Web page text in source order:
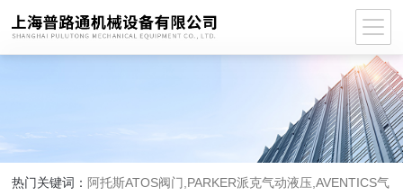
热门关键词： 阿托斯ATOS阀门,PARKER派克气动液压,AVENTICS气